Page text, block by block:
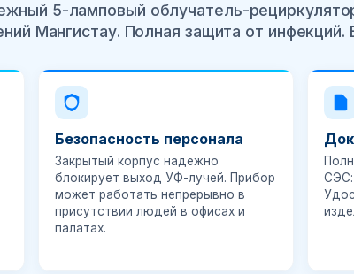
5-ламповый облучатель-
Мангистау. Полная защита от инфекций.
Безопасность персонала
Закрытый корпус надежно
блокирует выход УФ-лучей. Прибор
может работать непрерывно в
присутствии людей в офисах и
палатах.
СЭС: